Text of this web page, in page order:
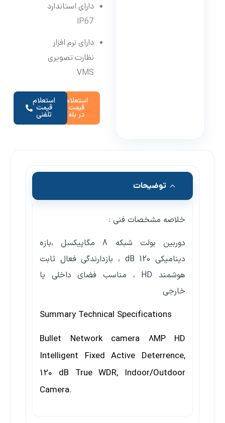
دارای استاندارد
IP67
دارای نرم افزار
نظارت تصویری
VMS
استعلام
قیمت
در بله
استعلام
قیمت
تلفنی
توضیحات
خلاصه مشخصات فنی :
دوربین بولت شبکه 8 مگاپیکسل ،بازه
دینامیکی 120 dB ، بازدارندگی فعال ثابت
هوشمند HD ، مناسب فضای داخلی یا
خارجی
Summary Technical Specifications
Bullet Network camera 8MP HD
Intelligent Fixed Active Deterrence,
120 dB True WDR, Indoor/Outdoor
Camera.